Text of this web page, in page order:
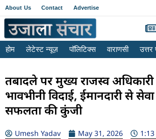
About Us Contact Advertise
होम लेटेस्ट न्यूज़ पॉलिटिक्स वाराणसी
तबादले पर मुख्य राजस्व अधिकारी
भावभीनी विदाई, ईमानदारी से
सफलता की कुंजी
Umesh Yadav May 31, 2026